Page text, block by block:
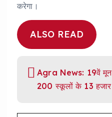
करेगा।
ALSO READ
Agra News: 19वें
200 स्कूलों के 13 हजार